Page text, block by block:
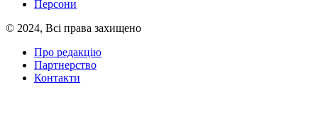
Персони
© 2024, Всі права захищено
Про редакцію
Партнерство
Контакти